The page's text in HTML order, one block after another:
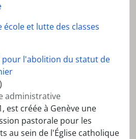
école et lutte des classes
pour l'abolition du statut de
administrative
est créée à Genève une
pastorale pour les
au sein de l'Église catholique